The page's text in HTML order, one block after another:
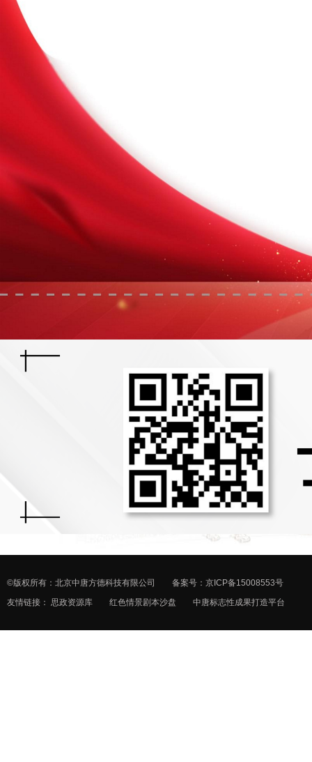
©版权所有：北京中唐方德科技有限公司 备案号： 京ICP备15008553号
友情链接： 思政资源库 红色情景剧本沙盘 中唐标志性成果打造平台